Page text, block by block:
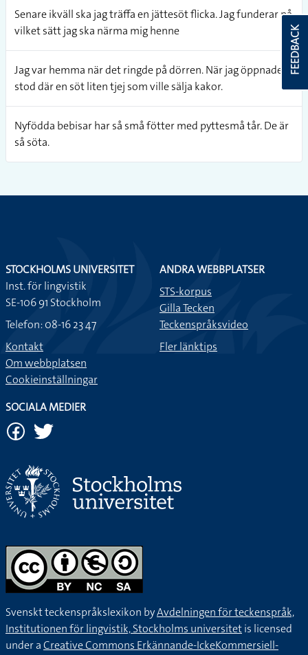
Senare ikväll ska jag träffa en jättesöt flicka. Jag funderar på
vilket sätt jag ska närma mig henne
Jag var hemma när det ringde på dörren. När jag öppnade
stod där en söt liten tjej som ville sälja kakor.
Nyfödda bebisar har så små fötter med pyttesmå tår. De är
så söta.
FEEDBACK
STOCKHOLMS UNIVERSITET
Inst. för lingvistik
SE-106 91 Stockholm
Telefon: 08-16 23 47
Kontakt
Om webbplatsen
Cookieinställningar
ANDRA WEBBPLATSER
STS-korpus
Gilla Tecken
Teckenspråksvideo
Fler länktips
SOCIALA MEDIER
Svenskt teckenspråkslexikon byAvdelningen för teckenspråk,
Institutionen för lingvistik, Stockholms universitetis licensed
under aCreative Commons Erkännande-IckeKommersiell-